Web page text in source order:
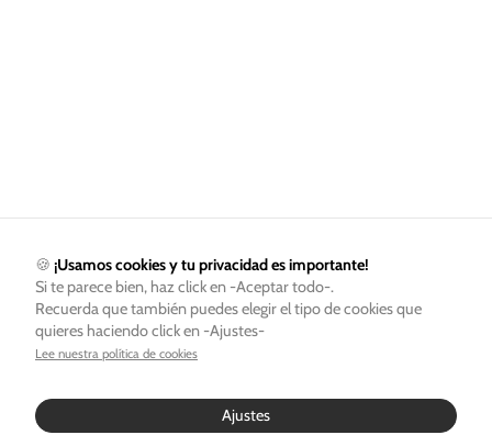
🍪 ¡Usamos cookies y tu privacidad es importante!
Si te parece bien, haz click en -Aceptar todo-.
Recuerda que también puedes elegir el tipo de cookies que
quieres haciendo click en -Ajustes-
Lee nuestra política de cookies
Ajustes